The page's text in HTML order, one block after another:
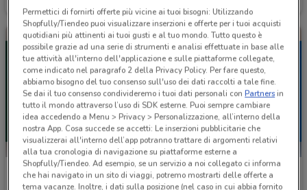
Brico ok Brico ok
Permettici di fornirti offerte più vicine ai tuoi bisogni: Utilizzando
Shopfully/Tiendeo puoi visualizzare inserzioni e offerte per i tuoi acquisti
quotidiani più attinenti ai tuoi gusti e al tuo mondo. Tutto questo è
possibile grazie ad una serie di strumenti e analisi effettuate in base alle
tue attività all'interno dell'applicazione e sulle piattaforme collegate,
come indicato nel paragrafo 2 della Privacy Policy. Per fare questo,
abbiamo bisogno del tuo consenso sull'uso dei dati raccolti a tale fine.
Se dai il tuo consenso condivideremo i tuoi dati personali conPartnersin
tutto il mondo attraverso l’uso di SDK esterne. Puoi sempre cambiare
idea accedendo a Menu > Privacy > Personalizzazione, all’interno della
nostra App. Cosa succede se accetti: Le inserzioni pubblicitarie che
visualizzerai all'interno dell’app potranno trattare di argomenti relativi
alla tua cronologia di navigazione su piattaforme esterne a
Shopfully/Tiendeo. Ad esempio, se un servizio a noi collegato ci informa
che hai navigato in un sito di viaggi, potremo mostrarti delle offerte a
tema vacanze. Inoltre, i dati sulla posizione (nel caso in cui abbia fornito